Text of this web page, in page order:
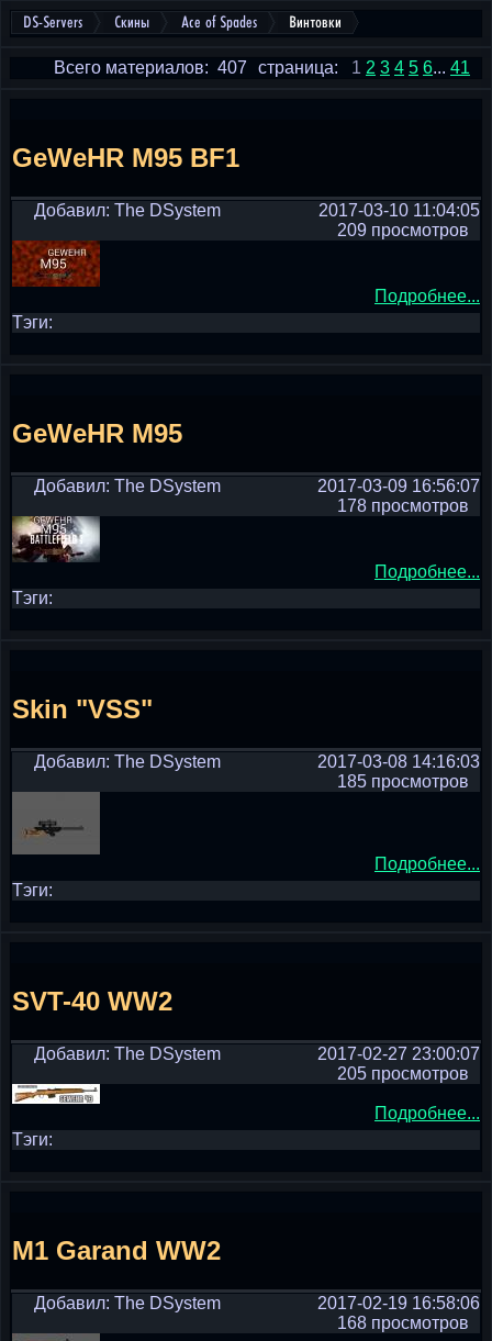
DS-Servers Скины Ace of Spades Винтовки
страница: 1 2 3 4 5 6... 41
Всего материалов: 407
GeWeHR M95 BF1
Добавил: The DSystem
2017-03-10 11:04:05
209 просмотров
Подробнее...
Тэги:
GeWeHR M95
Добавил: The DSystem
2017-03-09 16:56:07
178 просмотров
Подробнее...
Тэги:
Skin "VSS"
Добавил: The DSystem
2017-03-08 14:16:03
185 просмотров
Подробнее...
Тэги:
SVT-40 WW2
Добавил: The DSystem
2017-02-27 23:00:07
205 просмотров
Подробнее...
Тэги:
M1 Garand WW2
Добавил: The DSystem
2017-02-19 16:58:06
168 просмотров